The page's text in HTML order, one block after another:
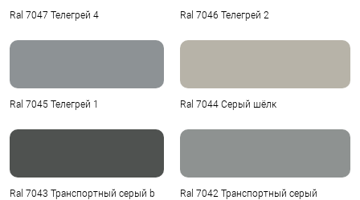
Ral 7047 Телегрей 4 Ral 7046 Телегрей 2
Ral 7045 Телегрей 1 Ral 7044 Серый шёлк
Ral 7043 Транспортный серый b Ral 7042 Транспортный серый